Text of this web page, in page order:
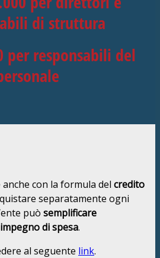
di struttura
per responsabili del
con la formula del credito
separatamente ogni
può semplificare
di spesa.
al seguente link.